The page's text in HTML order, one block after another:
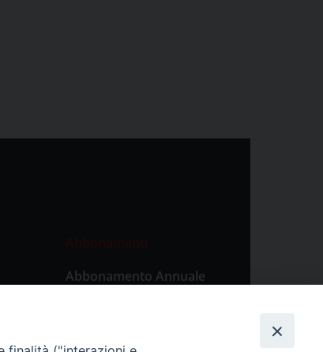
Abbonamenti
Abbonamento Annuale